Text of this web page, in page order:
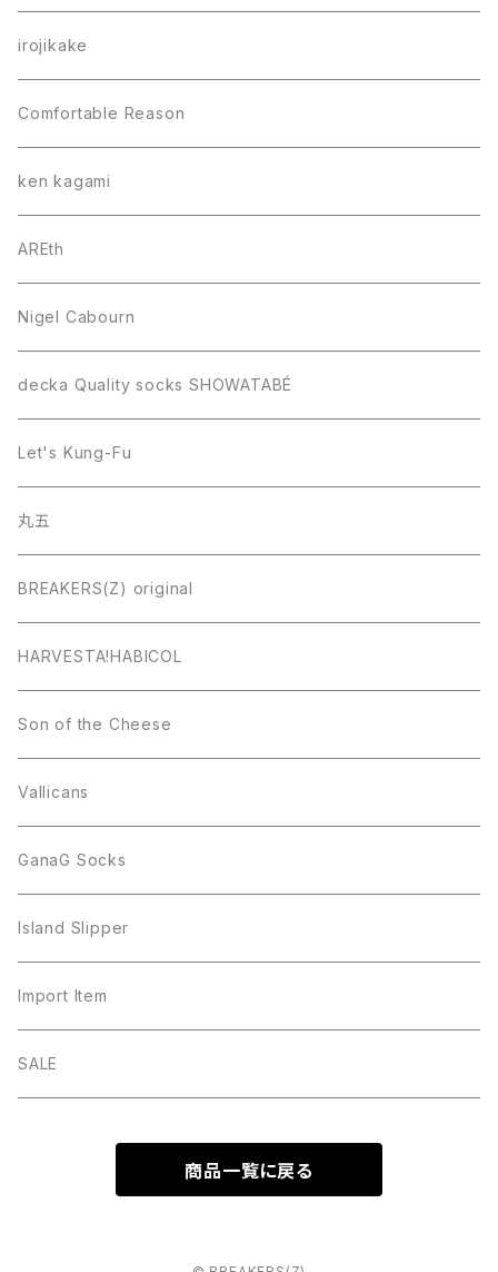
irojikake
Comfortable Reason
ken kagami
AREth
Nigel Cabourn
decka Quality socks SHOWATABÉ
Let's Kung-Fu
丸五
BREAKERS(Z) original
HARVESTA!HABICOL
Son of the Cheese
Vallicans
GanaG Socks
Island Slipper
Import Item
SALE
商品一覧に戻る